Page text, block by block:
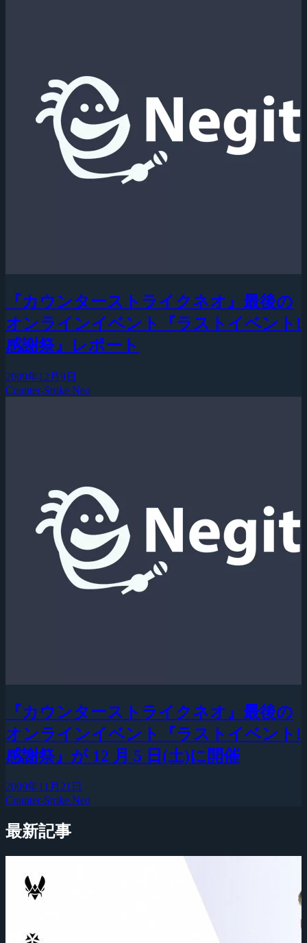
『カウンターストライクネオ』最後の
オンラインイベント『ラストイベント!
感謝祭』レポート
2009年12月9日
Counter-Strike Neo
『カウンターストライクネオ』最後の
オンラインイベント『ラストイベント!
感謝祭』が 12 月 5 日(土)に開催
2009年11月21日
Counter-Strike Neo
最新記事